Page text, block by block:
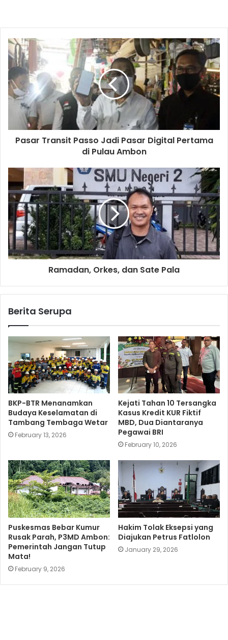
Pasar Transit Passo Jadi Pasar Digital Pertama
di Pulau Ambon
Ramadan, Orkes, dan Sate Pala
Berita Serupa
BKP-BTR Menanamkan
Budaya Keselamatan di
Tambang Tembaga Wetar
February 13, 2026
Kejati Tahan 10 Tersangka
Kasus Kredit KUR Fiktif
MBD, Dua Diantaranya
Pegawai BRI
February 10, 2026
Puskesmas Bebar Kumur
Rusak Parah, P3MD Ambon:
Pemerintah Jangan Tutup
Mata!
February 9, 2026
Hakim Tolak Eksepsi yang
Diajukan Petrus Fatlolon
January 29, 2026